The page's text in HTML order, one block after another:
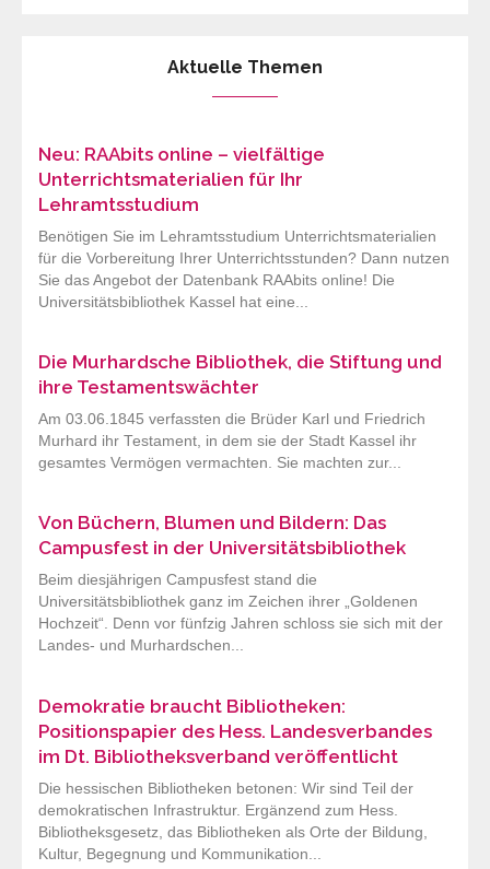
Aktuelle Themen
Neu: RAAbits online – vielfältige
Unterrichtsmaterialien für Ihr
Lehramtsstudium
Benötigen Sie im Lehramtsstudium Unterrichtsmaterialien
für die Vorbereitung Ihrer Unterrichtsstunden? Dann nutzen
Sie das Angebot der Datenbank RAAbits online! Die
Universitätsbibliothek Kassel hat eine...
Die Murhardsche Bibliothek, die Stiftung und
ihre Testamentswächter
Am 03.06.1845 verfassten die Brüder Karl und Friedrich
Murhard ihr Testament, in dem sie der Stadt Kassel ihr
gesamtes Vermögen vermachten. Sie machten zur...
Von Büchern, Blumen und Bildern: Das
Campusfest in der Universitätsbibliothek
Beim diesjährigen Campusfest stand die
Universitätsbibliothek ganz im Zeichen ihrer „Goldenen
Hochzeit“. Denn vor fünfzig Jahren schloss sie sich mit der
Landes- und Murhardschen...
Demokratie braucht Bibliotheken:
Positionspapier des Hess. Landesverbandes
im Dt. Bibliotheksverband veröffentlicht
Die hessischen Bibliotheken betonen: Wir sind Teil der
demokratischen Infrastruktur. Ergänzend zum Hess.
Bibliotheksgesetz, das Bibliotheken als Orte der Bildung,
Kultur, Begegnung und Kommunikation...